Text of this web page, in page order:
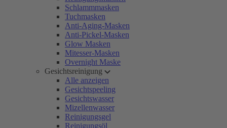
Schlammmasken
Tuchmasken
Anti-Aging-Masken
Anti-Pickel-Masken
Glow Masken
Mitesser-Masken
Overnight Maske
Gesichtsreinigung
Alle anzeigen
Gesichtspeeling
Gesichtswasser
Mizellenwasser
Reinigungsgel
Reinigungsöl